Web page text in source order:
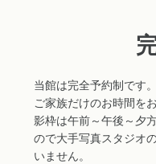
当館は完全予約制です。
ご家族だけのお時間を
影枠は午前～午後～夕
ので大手写真スタジオ
いません。